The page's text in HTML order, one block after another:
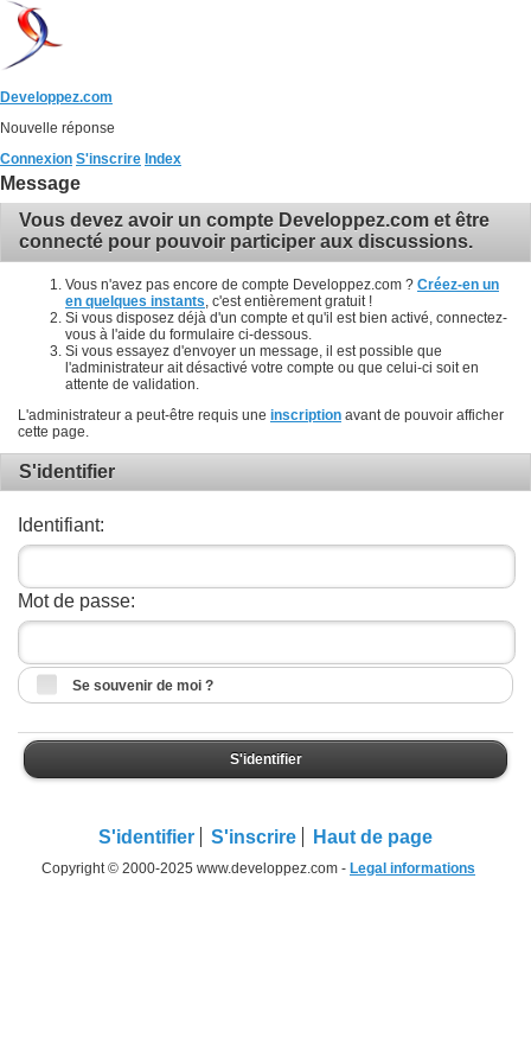
Developpez.com
Nouvelle réponse
Connexion S'inscrire Index
Message
Vous devez avoir un compte Developpez.com et être
connecté pour pouvoir participer aux discussions.
Vous n'avez pas encore de compte Developpez.com ? Créez-en un
en quelques instants , c'est entièrement gratuit !
Si vous disposez déjà d'un compte et qu'il est bien activé, connectez-
vous à l'aide du formulaire ci-dessous.
Si vous essayez d'envoyer un message, il est possible que
l'administrateur ait désactivé votre compte ou que celui-ci soit en
attente de validation.
L'administrateur a peut-être requis une inscription avant de pouvoir afficher
cette page.
S'identifier
Identifiant:
Mot de passe:
Se souvenir de moi ?
S'identifier
S'identifier S'inscrire Haut de page
Copyright © 2000-2025 www.developpez.com - Legal informations